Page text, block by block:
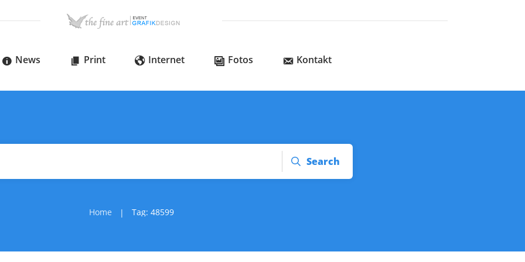
News Print Internet Fotos Kontakt
Search
Home | Tag: 48599